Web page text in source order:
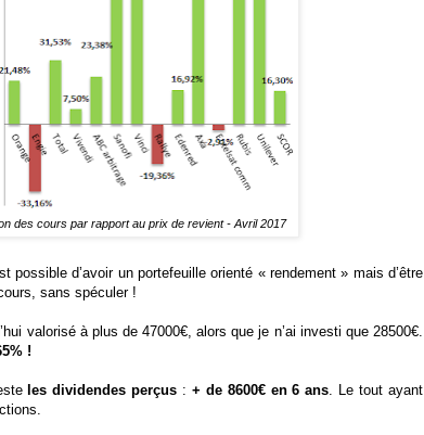
des cours par rapport au prix de revient - Avril 2017
possible d’avoir un portefeuille orienté « rendement » mais d’être
sans spéculer !
valorisé à plus de 47000€, alors que je n’ai investi que 28500€.
!
les dividendes perçus : + de 8600€ en 6 ans. Le tout ayant